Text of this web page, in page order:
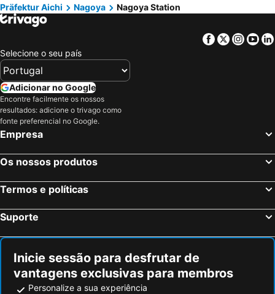
The Royal Park Canvas Nagoya
Via Inn Nagoya Ekimae Tsubakicho
Ana Crowne Plaza Hotel Grand Court Nagoya By Ihg
Sanco Inn Nagoya Shinkansenguchi Annex
Hotel Plaza Kachigawa
Hotel Livemax Nagoya
Nagoya Crown Hotel
Hotel Love
Hotel Vista Nagoya Nishiki
Nagoya Tokyu Hotel
Nagoya Sakae Washington Hotel Plaza
KKR Hotel Nagoya
Meitetsu Inn Nagoyaeki Shinkansenguchi
Hotel Resol Nagoya
CYPRESS HOTEL Nagoya-eki Mae
Meitetsu Inn Nagoya Sakuradori
hotel androoms Nagoya Fushimi
Princess Garden Hotel
Hotel Route Inn Nagoya Imaike Ekimae
International Airport Kansai
Hakone Yumoto hot spring
Irago Kou Ryokaku Terminal
Kawaguchi Lake
Kawaramachi Station
Tennoji Station
Fuji-Q Highland
Kita
Karasuma Station
Yodoyabashi Station
Dotonbori
Aeroporto Internacional de Osaka
Kamikochi
Suzuka Circuit
Umeda sky building
Shinsaibashi
Kanazawa JR Station
Hakuba Iwatake Snow Field
Ashinoko Lake
Chubu Centrair International Airport
Präfektur Aichi
Nagoya Nagoya Station
Facebook
Twitter
Selecione o seu país
Adicionar no Google
Encontre facilmente os nossos
resultados: adicione o trivago como
fonte preferencial no Google.
Empresa
Os nossos produtos
Termos e políticas
Suporte
Inicie sessão para desfrutar de
vantagens exclusivas para membros
Personalize a sua experiência